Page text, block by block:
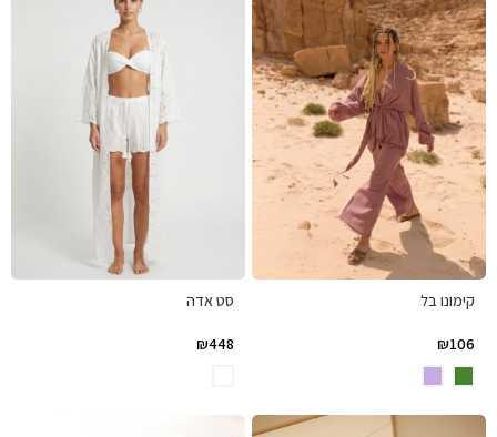
קימונו בל
₪106
סט אדה
₪448